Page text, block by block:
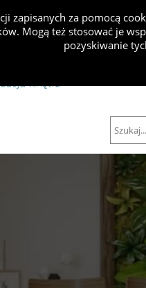
zapisanych za pomocą
Mogą też stosować je
pozyskiwanie